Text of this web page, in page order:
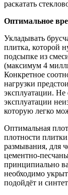
раскатать
Оптимальное
Укладывать
плитка, которой
подсыпке из
(максимум 4
Конкретное
нагрузки
эксплуатации. Не
эксплуатации
которую легко
Оптимальная
плотности
размывания, для
цементно-
принципиально
необходимо
подойдёт и